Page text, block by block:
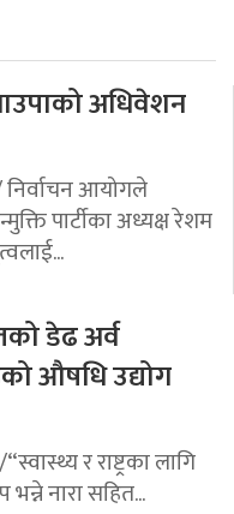
अधिवेशन
आयोगले
पार्टीका अध्यक्ष रेशम
डेढ अर्व
औषधि उद्योग
र राष्ट्रका लागि
नारा सहित...